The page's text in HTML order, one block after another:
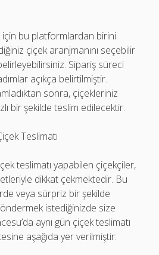
için bu platformlardan birini
çiçek aranjmanını seçebilir
Sipariş süreci
açıkça belirtilmiştir.
sonra, çiçekleriniz
bir şekilde teslim edilecektir.
Teslimatı
teslimatı yapabilen çiçekçiler,
dikkat çekmektedir. Bu
veya sürpriz bir şekilde
istediğinizde size
aynı gün çiçek teslimatı
aşağıda yer verilmiştir: